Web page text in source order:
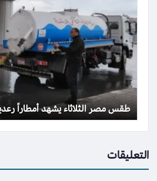
طقس مصر الثلاثاء يشهد أمطاراً
التعليقات